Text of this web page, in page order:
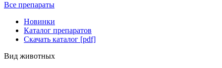
Все препараты
Новинки
Каталог препаратов
Скачать каталог [pdf]
Вид животных